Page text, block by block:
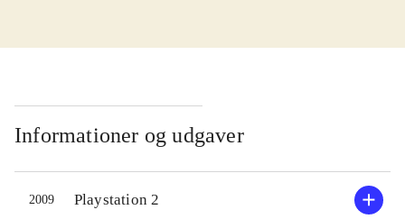
rideklubber. Her møder spilleren
altmuligmanden m.fl. Hver person
har brug for hjælp eller tilbyder
spilleren at deltage i et løb.
Opgaverne går typisk ud på at hente
eller finde genstande, heste eller
Informationer og udgaver
2009 Playstation 2